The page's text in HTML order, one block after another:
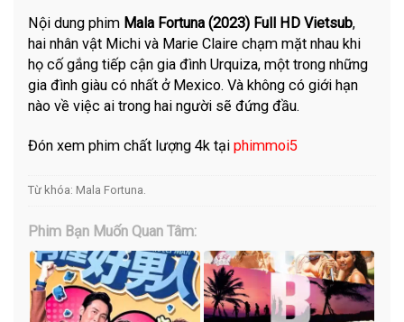
Nội dung phim Mala Fortuna (2023) Full HD Vietsub,
hai nhân vật Michi và Marie Claire chạm mặt nhau khi
họ cố gắng tiếp cận gia đình Urquiza, một trong những
gia đình giàu có nhất ở Mexico. Và không có giới hạn
nào về việc ai trong hai người sẽ đứng đầu.
Đón xem phim chất lượng 4k tạiphimmoi5
Từ khóa: Mala Fortuna
Phim Bạn Muốn Quan Tâm: